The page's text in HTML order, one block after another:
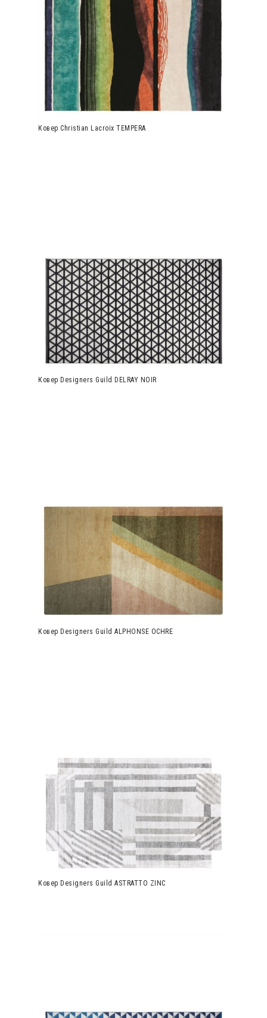
Ковер Christian Lacroix TEMPERA
Ковер Designers Guild DELRAY NOIR
Ковер Designers Guild ALPHONSE OCHRE
Ковер Designers Guild ASTRATTO ZINC